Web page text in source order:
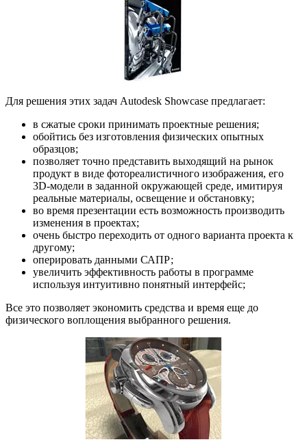
Для решения этих задач Autodesk Showcase предлагает:
в сжатые сроки принимать проектные решения;
обойтись без изготовления физических опытных
образцов;
позволяет точно представить выходящий на рынок
продукт в виде фотореалистичного изображения, его
3D-модели в заданной окружающей среде, имитируя
реальные материалы, освещение и обстановку;
во время презентации есть возможность производить
изменения в проектах;
очень быстро переходить от одного варианта проекта к
другому;
оперировать данными САПР;
увеличить эффективность работы в программе
используя интуитивно понятный интерфейс;
Все это позволяет экономить средства и время еще до
физического воплощения выбранного решения.